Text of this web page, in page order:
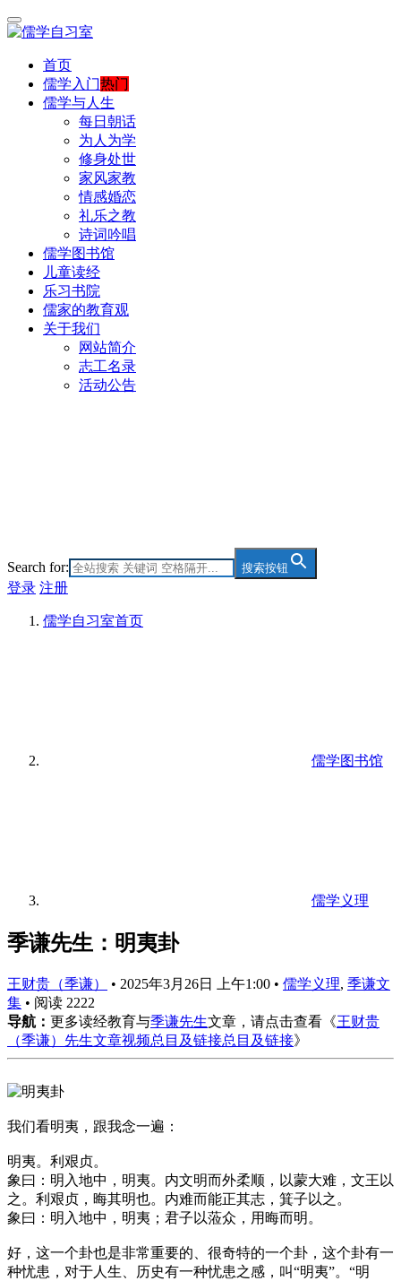
首页
儒学入门热门
儒学与人生
每日朝话
为人为学
修身处世
家风家教
情感婚恋
礼乐之教
诗词吟唱
儒学图书馆
儿童读经
乐习书院
儒家的教育观
关于我们
网站简介
志工名录
活动公告
Search for: 搜索按钮
登录 注册
儒学自习室首页
儒学图书馆
儒学义理
季谦先生：明夷卦
王财贵（季谦） • 2025年3月26日 上午1:00 • 儒学义理, 季谦文
集 • 阅读 2222
导航： 更多读经教育与季谦先生文章，请点击查看《王财贵
（季谦）先生文章视频总目及链接总目及链接》
我们看明夷，跟我念一遍：
明夷。利艰贞。
象曰：明入地中，明夷。内文明而外柔顺，以蒙大难，文王以
之。利艰贞，晦其明也。内难而能正其志，箕子以之。
象曰：明入地中，明夷；君子以蒞众，用晦而明。
好，这一个卦也是非常重要的、很奇特的一个卦，这个卦有一
种忧患，对于人生、历史有一种忧患之感，叫“明夷”。“明